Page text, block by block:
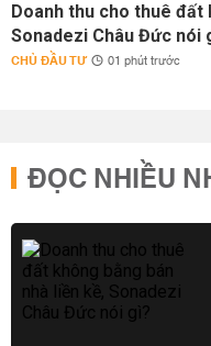
Doanh thu cho thuê đất
Sonadezi Châu Đức nói
CHỦ ĐẦU TƯ 01 phút trước
ĐỌC NHIỀU